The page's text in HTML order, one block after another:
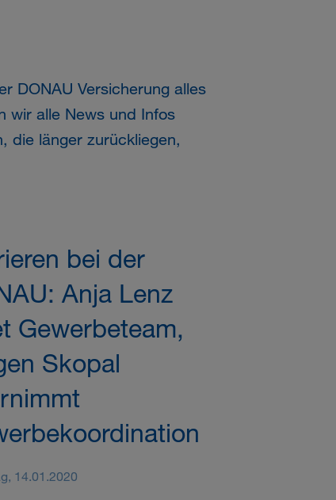
DONAU Versicherung alles
wir alle News und Infos
die länger zurückliegen,
bei der
Anja Lenz
Gewerbeteam,
Skopal
14.01.2020